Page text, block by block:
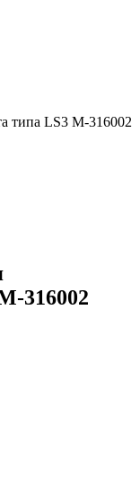
типа LS3 M-316002
316002